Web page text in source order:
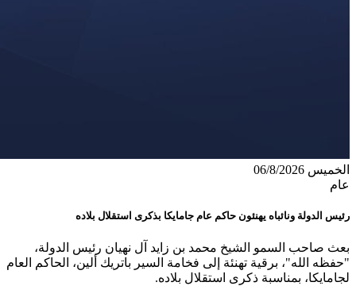
الخميس 06/8/2026
عام
رئيس الدولة ونائباه يهنئون حاكم عام جامايكا بذكرى استقلال بلاده
بعث صاحب السمو الشيخ محمد بن زايد آل نهيان رئيس الدولة،
"حفظه الله"، برقية تهنئة إلى فخامة السير باتريك ألين، الحاكم العام
لجامايكا، بمناسبة ذكرى استقلال بلاده.